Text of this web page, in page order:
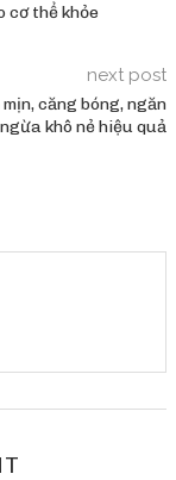
cơ thể khỏe
next post
căng bóng, ngăn
ngừa khô nẻ hiệu quả